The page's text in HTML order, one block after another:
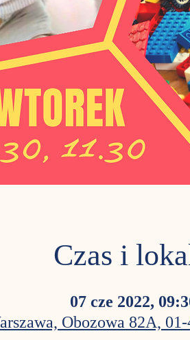
Czas i
07 cze 2022,
Obozowa 82A,